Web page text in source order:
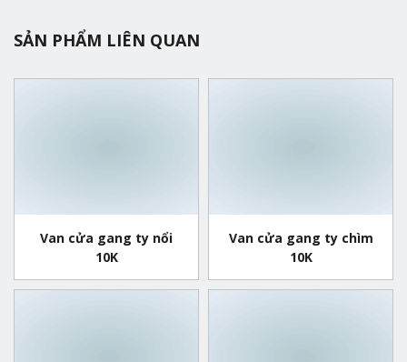
SẢN PHẨM LIÊN QUAN
Van cửa gang ty nổi
10K
Van cửa gang ty chìm
10K